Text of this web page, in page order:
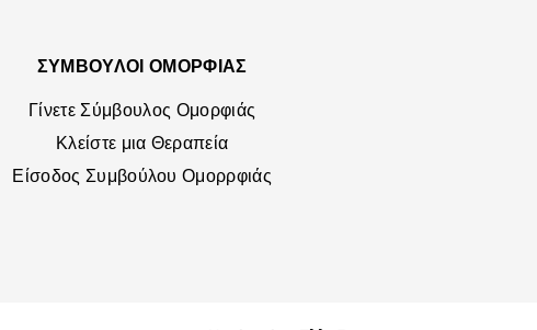
ΣΥΜΒΟΥΛΟΙ ΟΜΟΡΦΙΑΣ
Γίνετε Σύμβουλος Ομορφιάς
Κλείστε μια Θεραπεία
Είσοδος Συμβούλου Ομορρφιάς